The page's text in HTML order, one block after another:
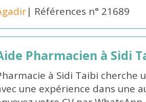
| Références n° 21689
Pharmacien à Sidi
à Sidi Taibi cherche
une expérience dans une